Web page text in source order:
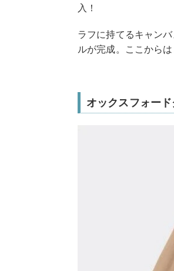
入！
ラフに持てるキャン
ルが完成。ここから
オックスフォー